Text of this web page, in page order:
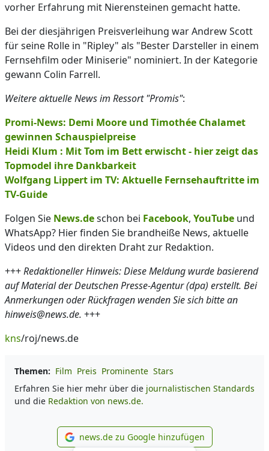
vorher Erfahrung mit Nierensteinen gemacht hatte.
Bei der diesjährigen Preisverleihung war Andrew Scott
für seine Rolle in "Ripley" als "Bester Darsteller in einem
Fernsehfilm oder Miniserie" nominiert. In der Kategorie
gewann Colin Farrell.
Weitere aktuelle News im Ressort "Promis":
Promi-News: Demi Moore und Timothée Chalamet
gewinnen Schauspielpreise
Heidi Klum : Mit Tom im Bett erwischt - hier zeigt das
Topmodel ihre Dankbarkeit
Wolfgang Lippert im TV: Aktuelle Fernsehauftritte im
TV-Guide
Folgen Sie News.deschon bei Facebook, YouTube und
WhatsApp? Hier finden Sie brandheiße News, aktuelle
Videos und den direkten Draht zur Redaktion.
+++Redaktioneller Hinweis: Diese Meldung wurde basierend
auf Material der Deutschen Presse-Agentur (dpa) erstellt. Bei
Anmerkungen oder Rückfragen wenden Sie sich bitte an
hinweis@news.de. +++
kns/roj/news.de
Themen: Film Preis Prominente Stars
Erfahren Sie hier mehr über die journalistischen Standards
und die Redaktion von news.de.
news.de zu Google
news.de zu Google hinzufügen